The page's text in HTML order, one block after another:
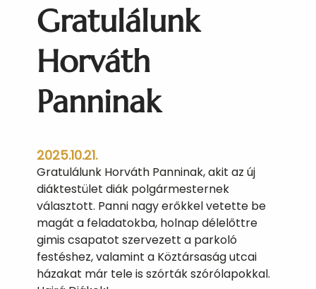
s
k
l
s
K
p
z
ő
m
ű
v
é
s
z
Gratulálunk
Horváth
Panninak
2025.10.21.
Gratulálunk Horváth Panninak, akit az új
diáktestület diák polgármesternek
választott. Panni nagy erőkkel vetette be
magát a feladatokba, holnap délelőttre
gimis csapatot szervezett a parkoló
festéshez, valamint a Köztársaság utcai
házakat már tele is szórták szórólapokkal.